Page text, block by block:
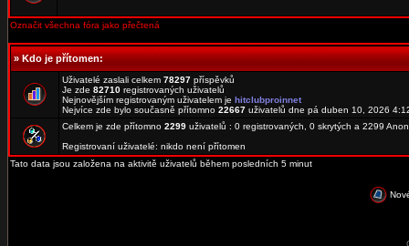
Označit všechna fóra jako přečtená
»Kdo je přítomen:
Uživatelé zaslali celkem 78297 příspěvků
Je zde 82710 registrovaných uživatelů
Nejnovějším registrovaným uživatelem je hitclubproinnet
Nejvíce zde bylo současně přítomno 22667 uživatelů dne pá duben 10, 2026
Celkem je zde přítomno 2299 uživatelů : 0 registrovaných, 0 skrytých a 2299
Registrovaní uživatelé: nikdo není přítomen
Tato data jsou založena na aktivitě uživatelů během posledních 5 minut